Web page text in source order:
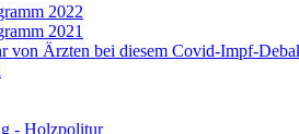
2022
2021
von Ärzten bei diesem Covid-Impf-
- Holzpolitur